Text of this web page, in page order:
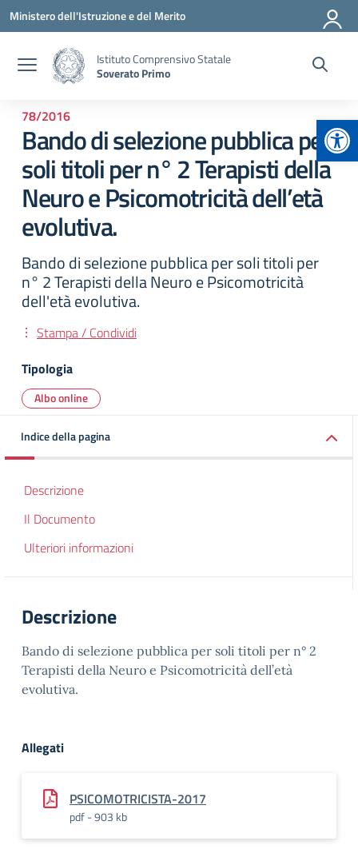
Vai ai contenuti
Vai al menu di navigazione
Vai al footer
Ministero dell'Istruzione e del Merito
Istituto Comprensivo Statale
Soverato Primo
78/2016
Bando di selezione pubblica per
soli titoli per n° 2 Terapisti della
Neuro e Psicomotricità dell’età
evolutiva.
Bando di selezione pubblica per soli titoli per
n° 2 Terapisti della Neuro e Psicomotricità
dell'età evolutiva.
Stampa / Condividi
Tipologia
Albo online
Indice della pagina
Descrizione
Il Documento
Ulteriori informazioni
Descrizione
Bando di selezione pubblica per soli titoli per n° 2
Terapisti della Neuro e Psicomotricità dell’età
evolutiva.
Allegati
PSICOMOTRICISTA-2017
pdf - 903 kb